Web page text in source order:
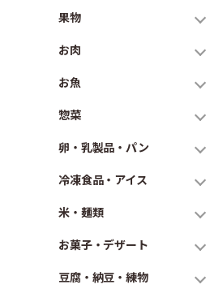
果物
お肉
お魚
惣菜
卵・乳製品・パン
冷凍食品・アイス
米・麺類
お菓子・デザート
豆腐・納豆・練物